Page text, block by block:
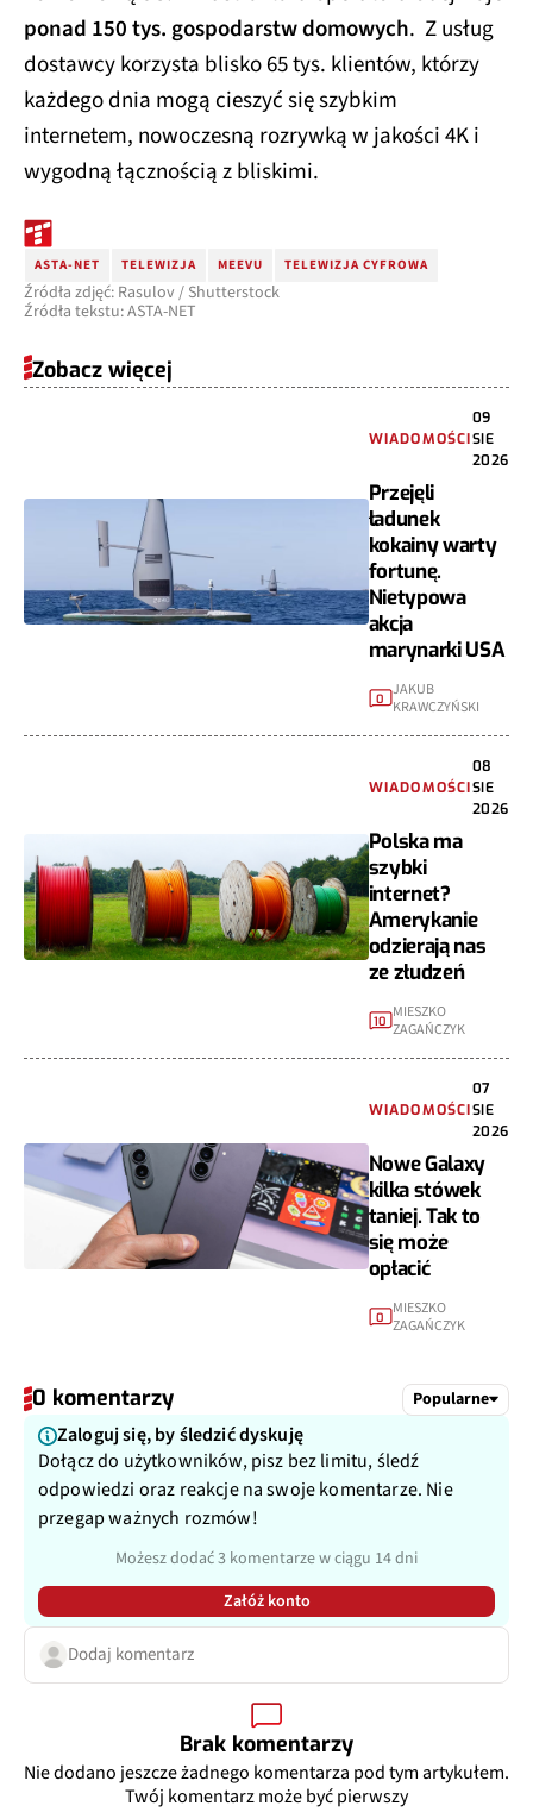
ponad 150 tys. gospodarstw domowych. Z usług
dostawcy korzysta blisko 65 tys. klientów, którzy
każdego dnia mogą cieszyć się szybkim
internetem, nowoczesną rozrywką w jakości 4K i
wygodną łącznością z bliskimi.
ASTA-NET TELEWIZJA MEEVU TELEWIZJA CYFROWA
Źródła zdjęć: Rasulov / Shutterstock
Źródła tekstu: ASTA-NET
Zobacz więcej
WIADOMOŚCI
09
SIE
2026
Przejęli
ładunek
kokainy warty
fortunę.
Nietypowa
akcja
marynarki USA
0 JAKUB
KRAWCZYŃSKI
WIADOMOŚCI
08
SIE
2026
Polska ma
szybki
internet?
Amerykanie
odzierają nas
ze złudzeń
10 MIESZKO
ZAGAŃCZYK
WIADOMOŚCI
07
SIE
2026
Nowe Galaxy
kilka stówek
taniej. Tak to
się może
opłacić
0 MIESZKO
ZAGAŃCZYK
0 komentarzy Popularne
Zaloguj się, by śledzić dyskuję
Dołącz do użytkowników, pisz bez limitu, śledź
odpowiedzi oraz reakcje na swoje komentarze. Nie
przegap ważnych rozmów!
Możesz dodać 3 komentarze w ciągu 14 dni
Załóż konto
Dodaj komentarz
Brak komentarzy
Nie dodano jeszcze żadnego komentarza pod tym artykułem.
Twój komentarz może być pierwszy